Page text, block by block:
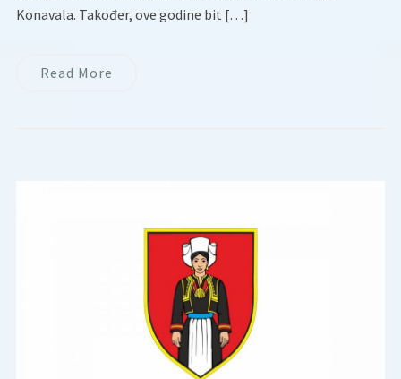
Konavala. Također, ove godine bit […]
Read More